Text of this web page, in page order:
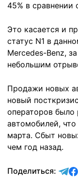
45% в сравнении
Это касается и
статус N1 в
Mercedes-Benz,
небольшим
Продажи новых
новый
операторов было
автомобилей,
марта. Сбыт
чем год назад.
Поделиться: